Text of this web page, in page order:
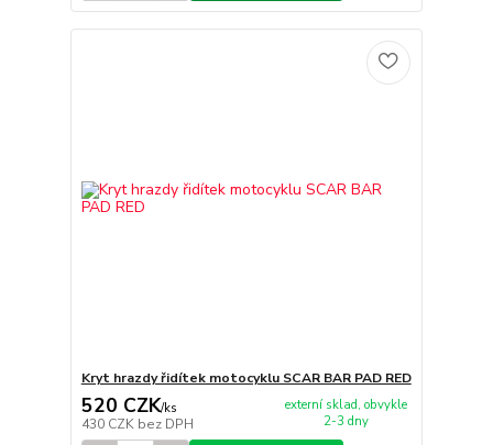
Kryt hrazdy řidítek motocyklu SCAR BAR PAD RED
520 CZK/ks
430 CZK bez DPH
externí sklad, obvykle
2-3 dny